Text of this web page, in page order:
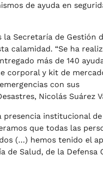
de ayuda en
la Secretaría de Gestión
calamidad. “Se ha
más de 140
corporal y kit de
con sus
Nicolás Suárez
presencia institucional
que todas las
(…) hemos tenido el
de Salud, de la Defensa